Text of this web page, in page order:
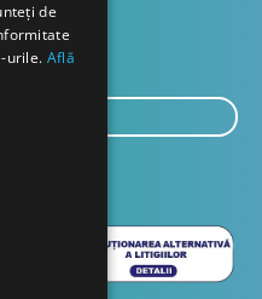
de
urile. Află